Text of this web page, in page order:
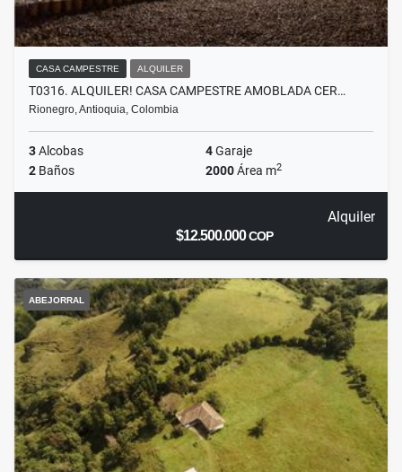
CASA CAMPESTRE ALQUILER
T0316. ALQUILER! CASA CAMPESTRE AMOBLADA CER…
Rionegro, Antioquia, Colombia
3Alcobas 4Garaje
2 Baños 2000Área m2
Alquiler
$12.500.000COP
ABEJORRAL